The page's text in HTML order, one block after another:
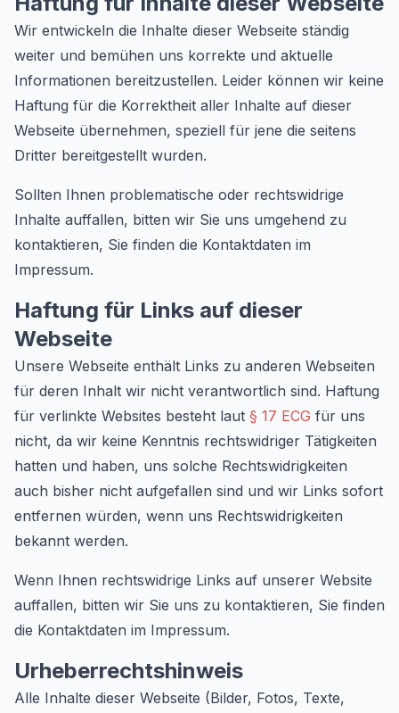
Wir entwickeln die Inhalte dieser Webseite ständig
weiter und bemühen uns korrekte und aktuelle
Informationen bereitzustellen. Leider können wir keine
Haftung für die Korrektheit aller Inhalte auf dieser
Webseite übernehmen, speziell für jene die seitens
Dritter bereitgestellt wurden.
Sollten Ihnen problematische oder rechtswidrige
Inhalte auffallen, bitten wir Sie uns umgehend zu
kontaktieren, Sie finden die Kontaktdaten im
Impressum.
Haftung für Links auf dieser
Webseite
Unsere Webseite enthält Links zu anderen Webseiten
für deren Inhalt wir nicht verantwortlich sind. Haftung
für verlinkte Websites besteht laut § 17 ECG für uns
nicht, da wir keine Kenntnis rechtswidriger Tätigkeiten
hatten und haben, uns solche Rechtswidrigkeiten
auch bisher nicht aufgefallen sind und wir Links sofort
entfernen würden, wenn uns Rechtswidrigkeiten
bekannt werden.
Wenn Ihnen rechtswidrige Links auf unserer Website
auffallen, bitten wir Sie uns zu kontaktieren, Sie finden
die Kontaktdaten im Impressum.
Urheberrechtshinweis
Alle Inhalte dieser Webseite (Bilder, Fotos, Texte,